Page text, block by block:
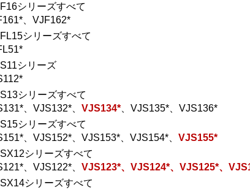
シリーズすべて
、VJF162*
シリーズすべて
シリーズ
シリーズすべて
、VJS132*、 VJS134* 、VJS135*、VJS136*
シリーズすべて
、VJS152*、VJS153*、VJS154*、 VJS155*
シリーズすべて
、VJS122*、 VJS123*、VJS124*、VJS125*、
シリーズすべて